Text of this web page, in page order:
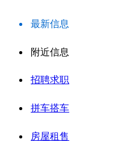
最新信息
附近信息
招聘求职
拼车搭车
房屋租售